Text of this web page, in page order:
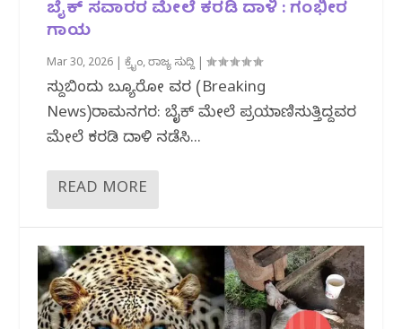
ಬೈಕ್ ಸವಾರರ ಮೇಲೆ ಕರಡಿ ದಾಳಿ : ಗಂಭೀರ
ಗಾಯ
Mar 30, 2026 |ಕ್ರೈಂ,ರಾಜ್ಯ ಸುದ್ದಿ |
ಸುದ್ದಿಬಿಂದು ಬ್ಯೂರೋ ವರದಿ (Breaking
News)ರಾಮನಗರ: ಬೈಕ್ ಮೇಲೆ ಪ್ರಯಾಣಿಸುತ್ತಿದ್ದವರ
ಮೇಲೆ ಕರಡಿ‌ ದಾಳಿ ನಡೆಸಿ‌...
READ MORE